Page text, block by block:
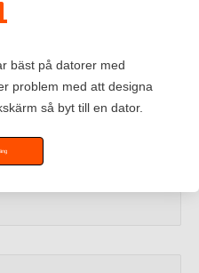
bäst på datorer med
problem med att designa
så byt till en dator.
färdig